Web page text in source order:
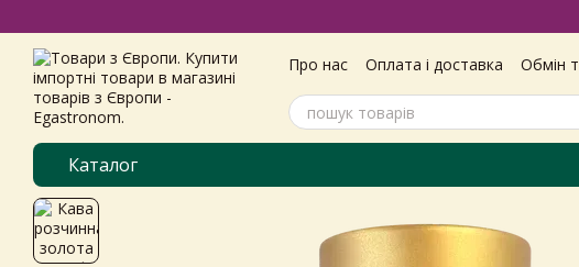
Про нас Оплата і доставка Обмін
Угода користувача
Каталог